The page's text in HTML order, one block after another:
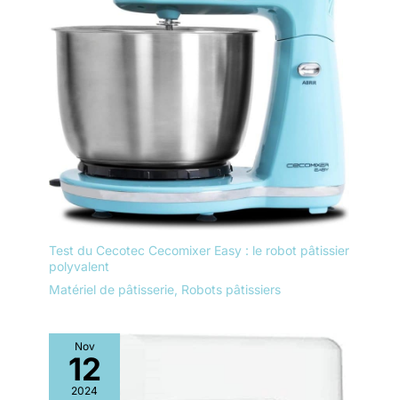
Test du Cecotec Cecomixer Easy : le robot pâtissier
polyvalent
Matériel de pâtisserie Robots pâtissiers
Nov
12
2024